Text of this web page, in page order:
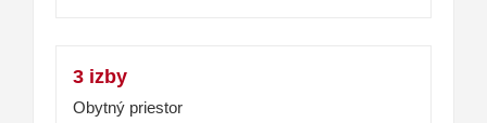
3 izby
Obytný priestor